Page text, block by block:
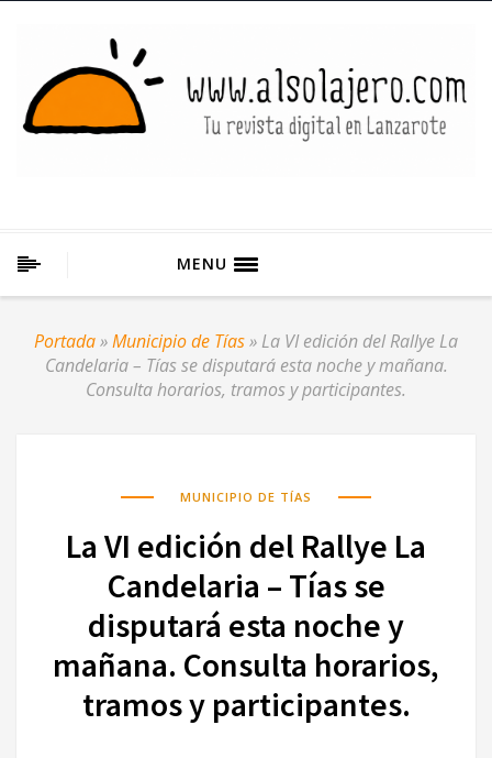
MENU
Portada»Municipio de Tías» La VI edición del Rallye La
Candelaria – Tías se disputará esta noche y mañana.
Consulta horarios, tramos y participantes.
MUNICIPIO DE TÍAS
La VI edición del Rallye La
Candelaria – Tías se
disputará esta noche y
mañana. Consulta horarios,
tramos y participantes.